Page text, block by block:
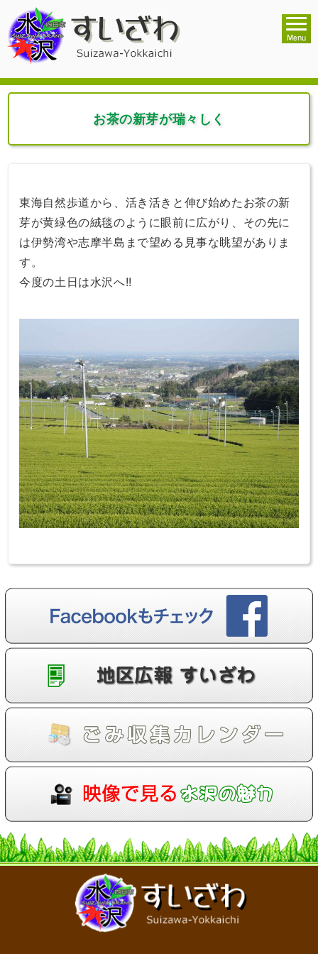
お茶の新芽が瑞々しく
東海自然歩道から、活き活きと伸び始めたお茶の新
芽が黄緑色の絨毯のように眼前に広がり、その先に
は伊勢湾や志摩半島まで望める見事な眺望がありま
す。
今度の土日は水沢へ!!